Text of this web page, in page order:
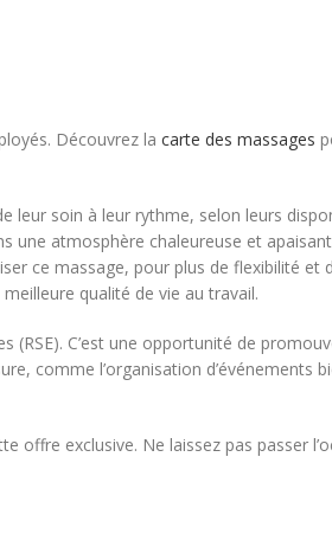
Découvrez la carte des massages
leur soin à leur rythme, selon leurs
une atmosphère chaleureuse et
ce massage, pour plus de flexibilité et
qualité de vie au travail.
(RSE). C’est une opportunité de
comme l’organisation d’événements
offre exclusive. Ne laissez pas passer